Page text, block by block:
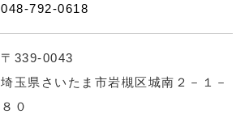
048-792-0618
〒339-0043
埼玉県さいたま市岩槻区城南２－１－
８０